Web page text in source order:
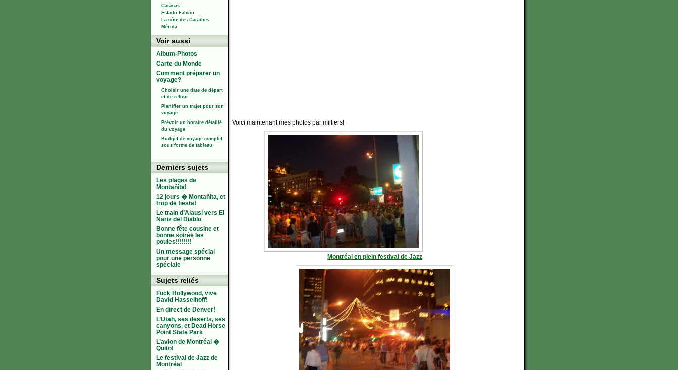
Voici maintenant mes photos par milliers!
Montréal en plein festival de Jazz
Caracas
Estado Falcón
La côte des Caraïbes
Mérida
Voir aussi
Album-Photos
Carte du Monde
Comment préparer un
voyage?
Choisir une date de départ
et de retour
Planifier un trajet pour son
voyage
Prévoir un horaire détaillé
du voyage
Budget de voyage complet
sous forme de tableau
Derniers sujets
Les plages de
Montañita!
12 jours � Montañita, et
trop de fiesta!
Le train d’Alausi vers El
Nariz del Diablo
Bonne fête cousine et
bonne soirée les
poules!!!!!!!!
Un message spécial
pour une personne
spéciale
Sujets reliés
Fuck Hollywood, vive
David Hasselhoff!
En direct de Denver!
L’Utah, ses deserts, ses
canyons, et Dead Horse
Point State Park
L’avion de Montréal �
Quito!
Le festival de Jazz de
Montréal